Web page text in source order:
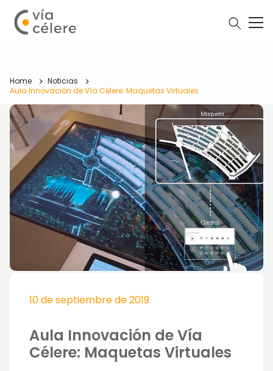
Home
Noticias
Aula Innovación de Vía Célere: Maquetas Virtuales
10 de septiembre de 2019
Aula Innovación de Vía
Célere: Maquetas Virtuales